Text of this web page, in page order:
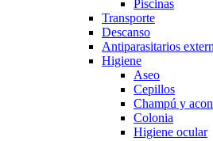
Piscinas
Transporte
Descanso
Antiparasitarios
Higiene
Aseo
Cepillos
Champú y
Colonia
Higiene ocular